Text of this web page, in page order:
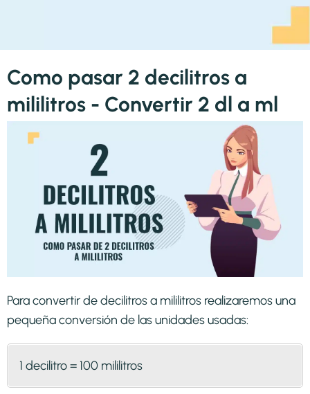
Como pasar 2 decilitros a
mililitros - Convertir 2 dl a ml
Para convertir de decilitros a mililitros realizaremos una
pequeña conversión de las unidades usadas:
1 decilitro = 100 mililitros